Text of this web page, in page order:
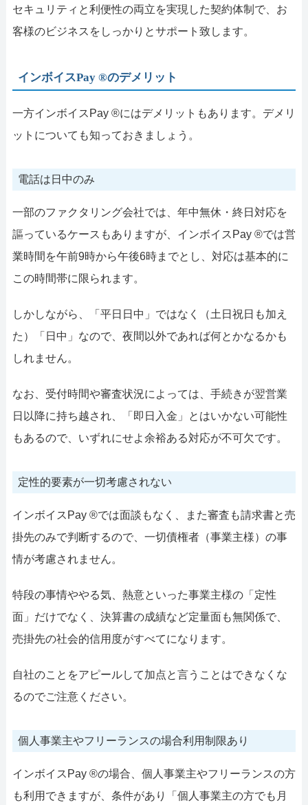
セキュリティと利便性の両立を実現した契約体制で、お
客様のビジネスをしっかりとサポート致します。
インボイスPay ®のデメリット
一方インボイスPay ®にはデメリットもあります。デメリ
ットについても知っておきましょう。
電話は日中のみ
一部のファクタリング会社では、年中無休・終日対応を
謳っているケースもありますが、インボイスPay ®では営
業時間を午前9時から午後6時までとし、対応は基本的に
この時間帯に限られます。
しかしながら、「平日日中」ではなく（土日祝日も加え
た）「日中」なので、夜間以外であれば何とかなるかも
しれません。
なお、受付時間や審査状況によっては、手続きが翌営業
日以降に持ち越され、「即日入金」とはいかない可能性
もあるので、いずれにせよ余裕ある対応が不可欠です。
定性的要素が一切考慮されない
インボイスPay ®では面談もなく、また審査も請求書と売
掛先のみで判断するので、一切債権者（事業主様）の事
情が考慮されません。
特段の事情ややる気、熱意といった事業主様の「定性
面」だけでなく、決算書の成績など定量面も無関係で、
売掛先の社会的信用度がすべてになります。
自社のことをアピールして加点と言うことはできなくな
るのでご注意ください。
個人事業主やフリーランスの場合利用制限あり
インボイスPay ®の場合、個人事業主やフリーランスの方
も利用できますが、条件があり「個人事業主の方でも月